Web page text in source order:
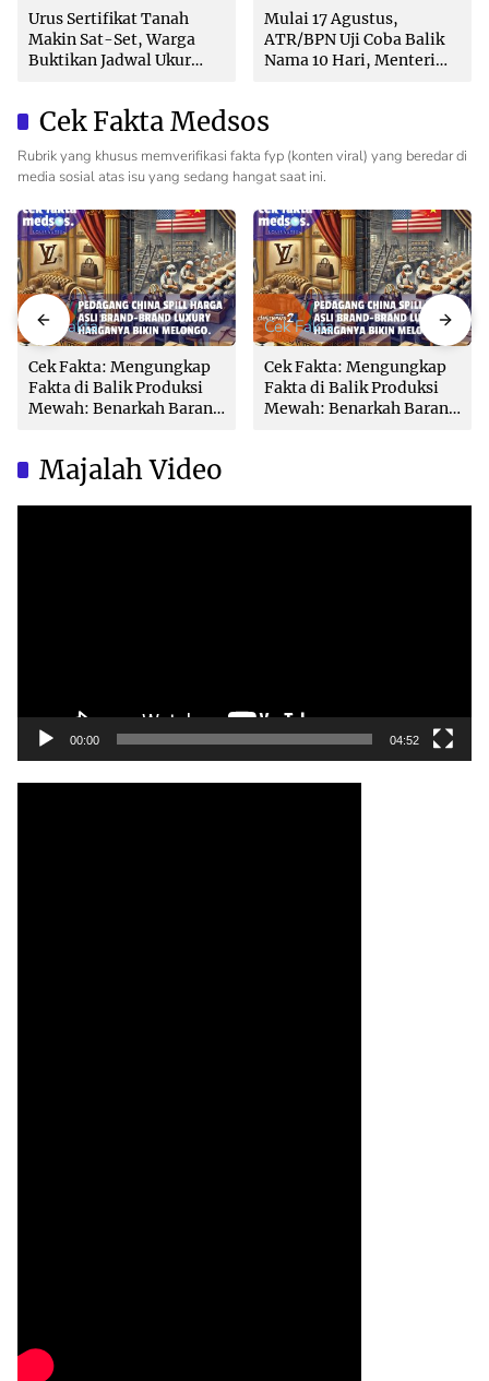
Urus Sertifikat Tanah
Makin Sat-Set, Warga
Buktikan Jadwal Ukur
Mulai 17 Agustus,
ATR/BPN Uji Coba Balik
Nama 10 Hari, Menteri
Cek Fakta Medsos
Rubrik yang khusus memverifikasi fakta fyp (konten viral) yang beredar di
media sosial atas isu yang sedang hangat saat ini.
Cek Fakta
Cek Fakta: Mengungkap
Fakta di Balik Produksi
Mewah: Benarkah Barang
Cek Fakta
Cek Fakta: Mengungkap
Fakta di Balik Produksi
Mewah: Benarkah Barang
Majalah Video
00:00 04:52